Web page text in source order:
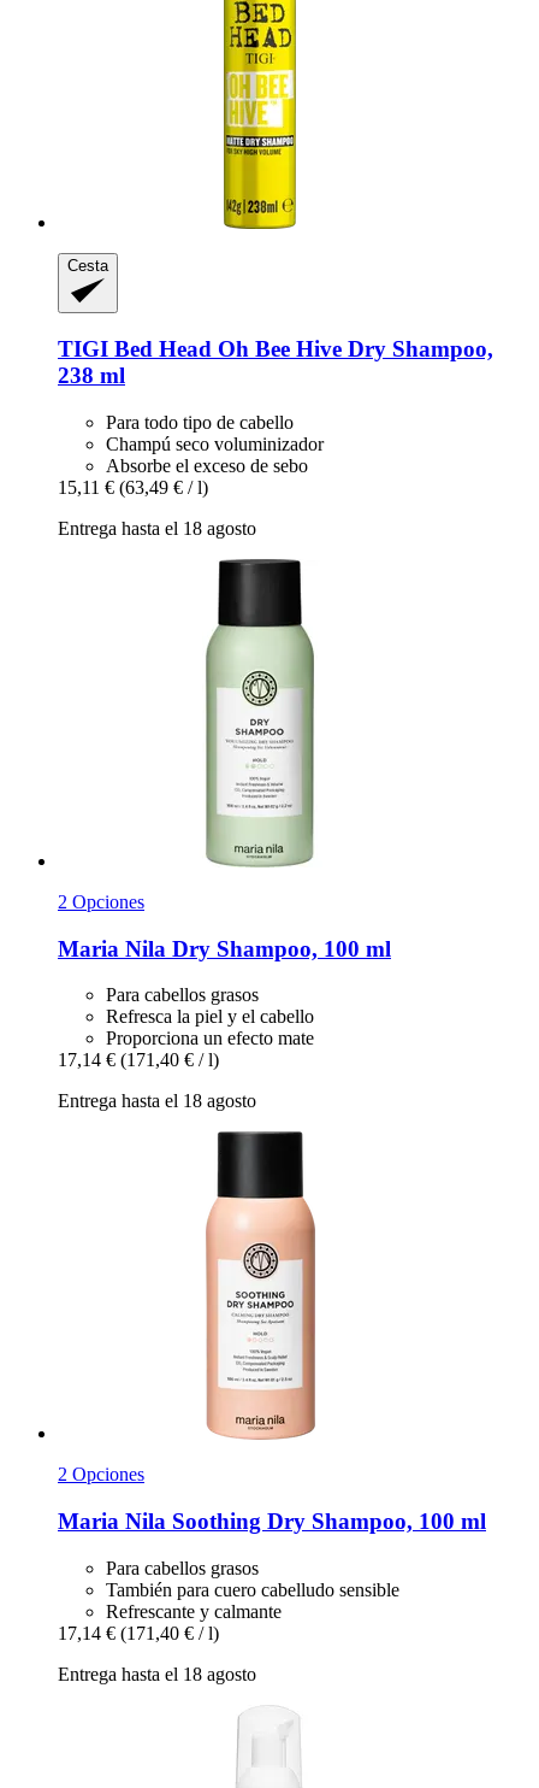
Cesta
TIGI Bed Head Oh Bee Hive Dry Shampoo,
238 ml
Para todo tipo de cabello
Champú seco voluminizador
Absorbe el exceso de sebo
15,11 € (63,49 € / l)
Entrega hasta el 18 agosto
2 Opciones
Maria Nila Dry Shampoo, 100 ml
Para cabellos grasos
Refresca la piel y el cabello
Proporciona un efecto mate
17,14 € (171,40 € / l)
Entrega hasta el 18 agosto
2 Opciones
Maria Nila Soothing Dry Shampoo, 100 ml
Para cabellos grasos
También para cuero cabelludo sensible
Refrescante y calmante
17,14 € (171,40 € / l)
Entrega hasta el 18 agosto